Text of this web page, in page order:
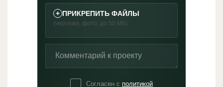
+ ПРИКРЕПИТЬ ФАЙЛЫ
(чертежи, фото, до 50 Мб)
Согласен с политикой